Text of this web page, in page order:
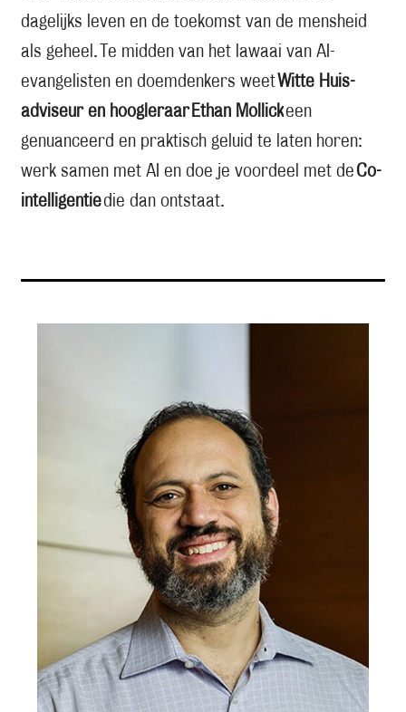
dagelijks leven en de toekomst van de mensheid
als geheel. Te midden van het lawaai van AI-
evangelisten en doemdenkers weetWitte Huis-
adviseur en hoogleraar Ethan Mollickeen
genuanceerd en praktisch geluid te laten horen:
werk samen met AI en doe je voordeel met deCo-
intelligentiedie dan ontstaat.